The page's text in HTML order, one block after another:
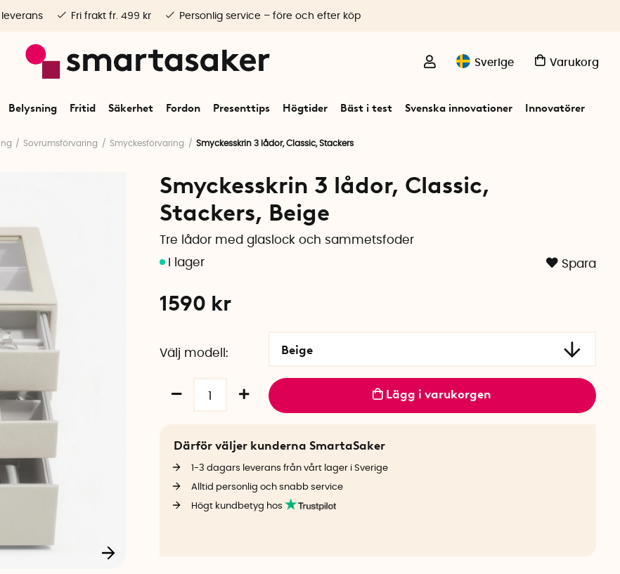
Sverige Varukorg
Belysning Fritid Säkerhet Fordon Presenttips Högtider Bäst i test Svenska innovationer Innovatörer
leverans Fri frakt fr. 499 kr Personlig service – före och efter köp
Sovrumsförvaring Smyckesförvaring Smyckesskrin 3 lådor, Classic, Stackers
Smyckesskrin 3 lådor, Classic,
Stackers, Beige
Tre lådor med glaslock och sammetsfoder
Spara
1590 kr
Välj modell Beige
Lägg i varukorgen
Därför väljer kunderna SmartaSaker
1-3 dagars leverans från vårt lager i Sverige
Alltid personlig och snabb service
Högt kundbetyg hos